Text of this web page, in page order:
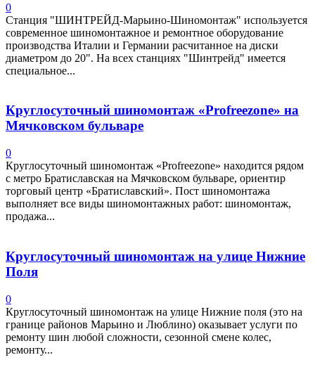
0
Станция "ШИНТРЕЙД-Марьино-Шиномонтаж" используется
современное шиномонтажное и ремонтное оборудование
производства Италии и Германии расчитанное на диски
диаметром до 20". На всех станциях "Шинтрейд" имеется
специальное...
Круглосуточный шиномонтаж «Profreezone» на
Мячковском бульваре
0
Круглосуточный шиномонтаж «Profreezone» находится рядом
с метро Братиславская на Мячковском бульваре, ориентир
торговый центр «Братиславский». Пост шиномонтажа
выполняет все виды шиномонтажных работ: шиномонтаж,
продажа...
Круглосуточный шиномонтаж на улице Нижние
Поля
0
Круглосуточный шиномонтаж на улице Нижние поля (это на
границе районов Марьино и Люблино) оказывает услуги по
ремонту шин любой сложности, сезонной смене колес,
ремонту...